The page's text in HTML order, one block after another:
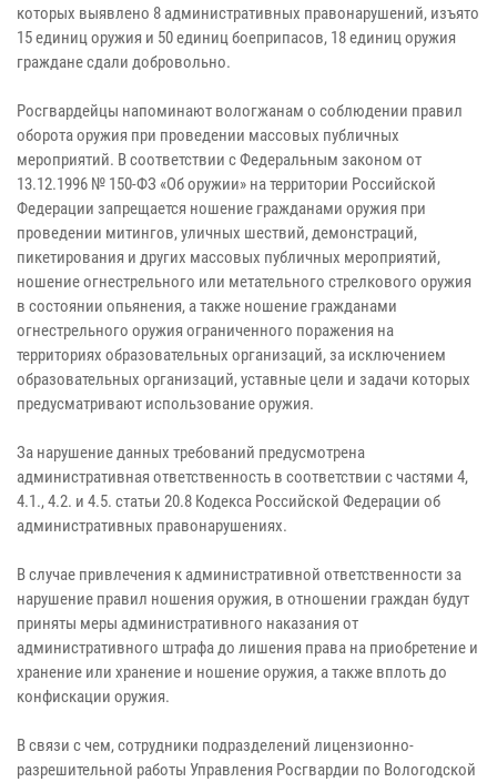
которых выявлено 8 административных правонарушений, изъято
15 единиц оружия и 50 единиц боеприпасов, 18 единиц оружия
граждане сдали добровольно.
Росгвардейцы напоминают вологжанам о соблюдении правил
оборота оружия при проведении массовых публичных
мероприятий. В соответствии с Федеральным законом от
13.12.1996 № 150-ФЗ «Об оружии» на территории Российской
Федерации запрещается ношение гражданами оружия при
проведении митингов, уличных шествий, демонстраций,
пикетирования и других массовых публичных мероприятий,
ношение огнестрельного или метательного стрелкового оружия
в состоянии опьянения, а также ношение гражданами
огнестрельного оружия ограниченного поражения на
территориях образовательных организаций, за исключением
образовательных организаций, уставные цели и задачи которых
предусматривают использование оружия.
За нарушение данных требований предусмотрена
административная ответственность в соответствии с частями 4,
4.1., 4.2. и 4.5. статьи 20.8 Кодекса Российской Федерации об
административных правонарушениях.
В случае привлечения к административной ответственности за
нарушение правил ношения оружия, в отношении граждан будут
приняты меры административного наказания от
административного штрафа до лишения права на приобретение и
хранение или хранение и ношение оружия, а также вплоть до
конфискации оружия.
В связи с чем, сотрудники подразделений лицензионно-
разрешительной работы Управления Росгвардии по Вологодской